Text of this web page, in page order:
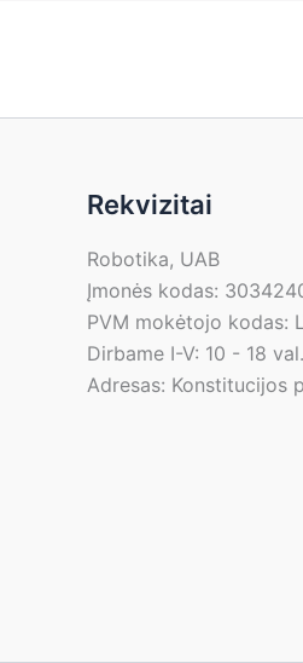
Rekvizitai
Robotika, UAB
Įmonės kodas:
PVM mokėtojo kodas:
Dirbame I-V: 10 - 18
Adresas: Konstitucijos